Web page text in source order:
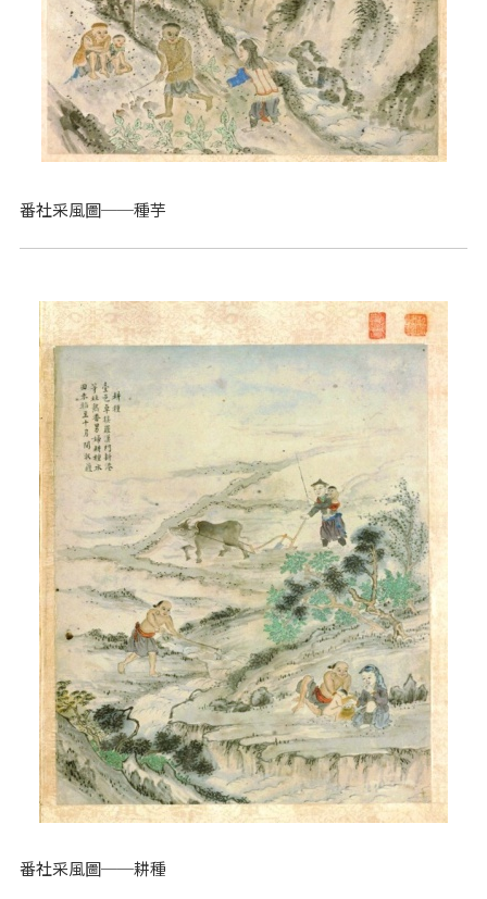
番社采風圖──種芋
番社采風圖──耕種